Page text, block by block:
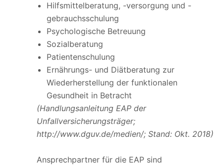
Hilfsmittelberatung, -versorgung und -
gebrauchsschulung
Psychologische Betreuung
Sozialberatung
Patientenschulung
Ernährungs- und Diätberatung zur
Wiederherstellung der funktionalen
Gesundheit in Betracht
(Handlungsanleitung EAP der
Unfallversicherungsträger;
http://www.dguv.de/medien/; Stand: Okt. 2018)
Ansprechpartner für die EAP sind